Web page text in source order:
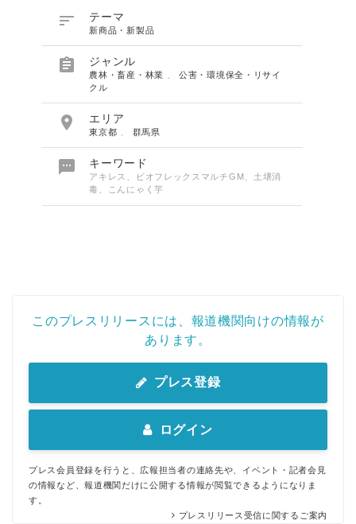
 テーマ
新商品・新製品
 ジャンル
農林・畜産・林業 、公害・環境保全・リサイ
クル
 エリア
東京都 群馬県
 キーワード
アキレス、ビオフレックスマルチGM、土壌消
毒、こんにゃく芋
このプレスリリースには、報道機関向けの情報が
あります。
プレス登録
ログイン
プレス会員登録を行うと、広報担当者の連絡先や、イベント・記者会見
の情報など、報道機関だけに公開する情報が閲覧できるようになりま
す。
プレスリリース受信に関するご案内